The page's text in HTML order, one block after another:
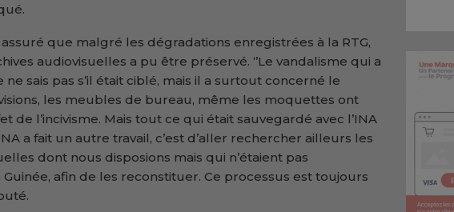
que malgré les dégradations enregistrées à la RTG,
audiovisuelles a pu être préservé. ‘’Le vandalisme qui a
ne sais pas s’il était ciblé, mais il a surtout concerné le
les meubles de bureau, même les moquettes ont
de l’incivisme. Mais tout ce qui était sauvegardé avec l’INA
a fait un autre travail, c’est d’aller rechercher ailleurs les
dont nous disposions mais qui n’étaient pas
afin de les reconstituer. Ce processus est toujours